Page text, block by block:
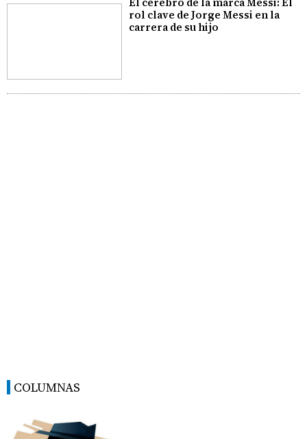
rol clave de Jorge Messi en la
carrera de su hijo
COLUMNAS